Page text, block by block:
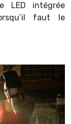
LED intégrée
faut le